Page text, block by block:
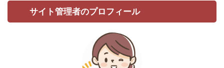
サイト管理者のプロフィール